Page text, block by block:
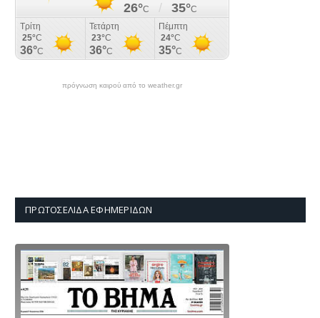
πρόγνωση καιρού από το weather.gr
ΠΡΩΤΟΣΈΛΙΔΑ ΕΦΗΜΕΡΊΔΩΝ